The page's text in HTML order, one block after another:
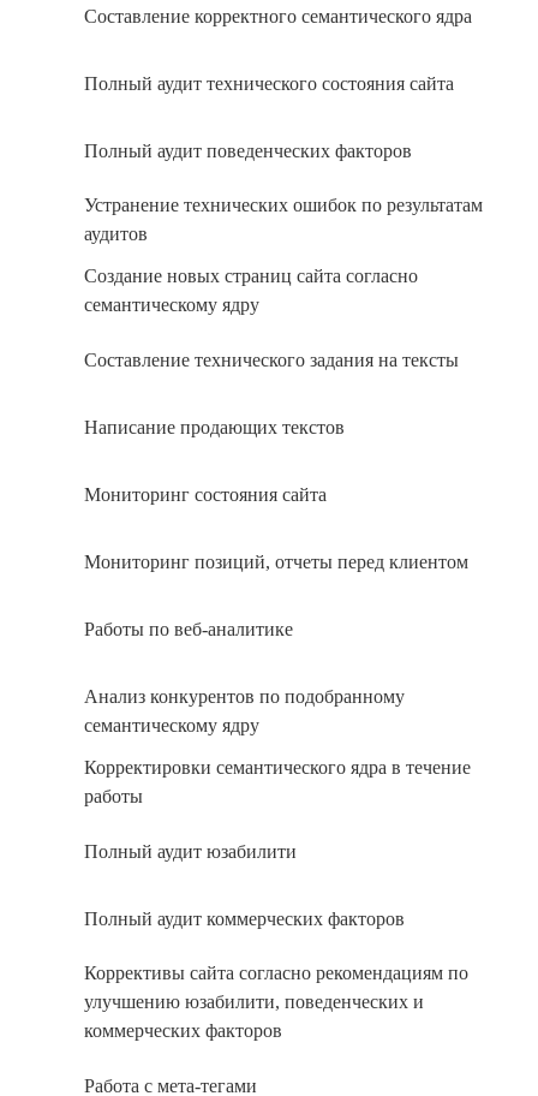
Составление корректного семантического ядра
Полный аудит технического состояния сайта
Полный аудит поведенческих факторов
Устранение технических ошибок по результатам
аудитов
Создание новых страниц сайта согласно
семантическому ядру
Составление технического задания на тексты
Написание продающих текстов
Мониторинг состояния сайта
Мониторинг позиций, отчеты перед клиентом
Работы по веб-аналитике
Анализ конкурентов по подобранному
семантическому ядру
Корректировки семантического ядра в течение
работы
Полный аудит юзабилити
Полный аудит коммерческих факторов
Коррективы сайта согласно рекомендациям по
улучшению юзабилити, поведенческих и
коммерческих факторов
Работа с мета-тегами